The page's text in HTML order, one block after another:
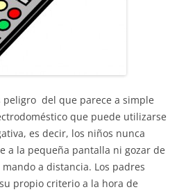
peligro del que parece a simple
que puede utilizarse
es decir, los niños nunca
a la pequeña pantalla ni gozar de
a distancia. Los padres
propio criterio a la hora de